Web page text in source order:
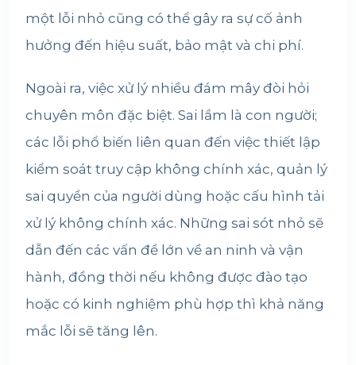
một lỗi nhỏ cũng có thể gây ra sự cố ảnh
hưởng đến hiệu suất, bảo mật và chi phí.
Ngoài ra, việc xử lý nhiều đám mây đòi hỏi
chuyên môn đặc biệt. Sai lầm là con người;
các lỗi phổ biến liên quan đến việc thiết lập
kiểm soát truy cập không chính xác, quản lý
sai quyền của người dùng hoặc cấu hình tải
xử lý không chính xác. Những sai sót nhỏ sẽ
dẫn đến các vấn đề lớn về an ninh và vận
hành, đồng thời nếu không được đào tạo
hoặc có kinh nghiệm phù hợp thì khả năng
mắc lỗi sẽ tăng lên.